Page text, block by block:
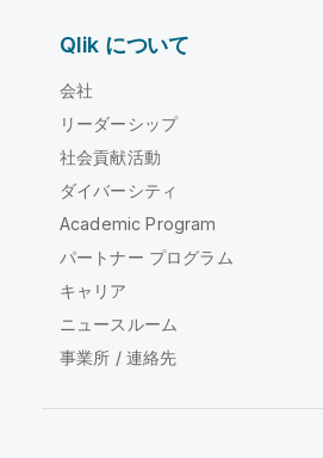
Qlik について
会社
リーダーシップ
社会貢献活動
ダイバーシティ
Academic Program
パートナー プログラム
キャリア
ニュースルーム
事業所 / 連絡先